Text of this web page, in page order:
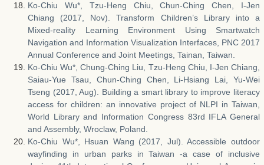
Ko-Chiu Wu*, Tzu-Heng Chiu, Chun-Ching Chen, I-Jen
Chiang (2017, Nov). Transform Children’s Library into a
Mixed-reality Learning Environment Using Smartwatch
Navigation and Information Visualization Interfaces, PNC 2017
Annual Conference and Joint Meetings, Tainan, Taiwan.
Ko-Chiu Wu*, Chung-Ching Liu, Tzu-Heng Chiu, I-Jen Chiang,
Saiau-Yue Tsau, Chun-Ching Chen, Li-Hsiang Lai, Yu-Wei
Tseng (2017, Aug). Building a smart library to improve literacy
access for children: an innovative project of NLPI in Taiwan,
World Library and Information Congress 83rd IFLA General
and Assembly, Wroclaw, Poland.
Ko-Chiu Wu*, Hsuan Wang (2017, Jul). Accessible outdoor
wayfinding in urban parks in Taiwan -a case of inclusive